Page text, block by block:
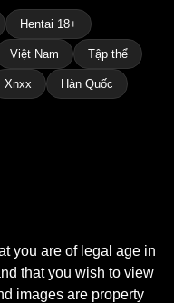
Hentai 18+
Việt Nam Tập thể
Xnxx Hàn Quốc
you are of legal age in
that you wish to view
images are property